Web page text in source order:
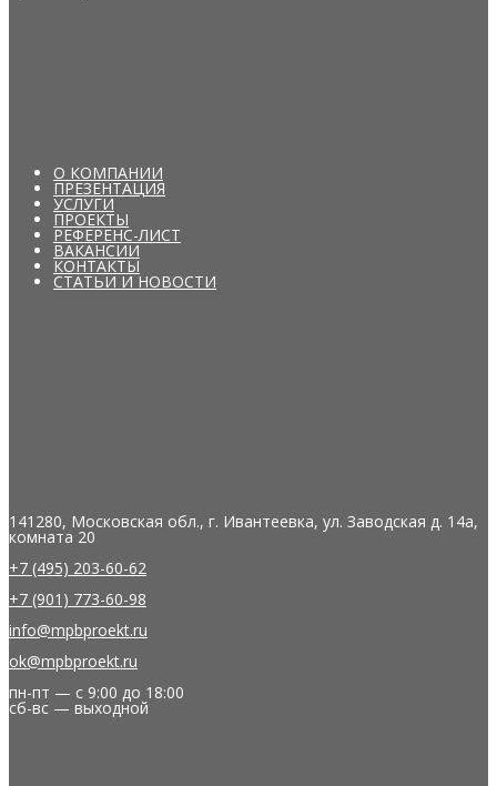
О КОМПАНИИ
ПРЕЗЕНТАЦИЯ
УСЛУГИ
ПРОЕКТЫ
РЕФЕРЕНС-ЛИСТ
ВАКАНСИИ
КОНТАКТЫ
СТАТЬИ И НОВОСТИ
141280, Московская обл., г. Ивантеевка, ул. Заводская д. 14а,
комната 20
+7 (495) 203-60-62
+7 (901) 773-60-98
info@mpbproekt.ru
ok@mpbproekt.ru
пн-пт — с 9:00 до 18:00
сб-вс — выходной